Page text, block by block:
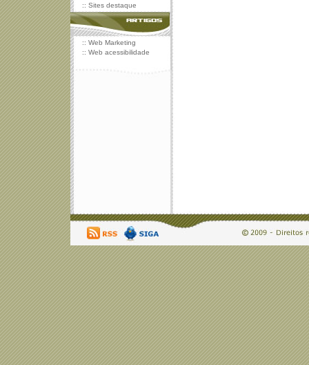
:: Sites destaque
:: Web Marketing
:: Web acessibilidade